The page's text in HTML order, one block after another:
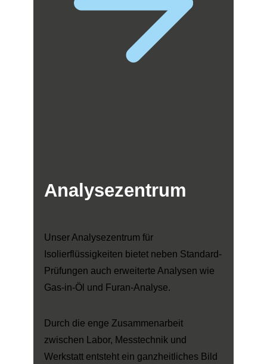
Analysezentrum
Unser Analysezentrum für
Isolierflüssigkeiten bietet neben Standard-
Prüfungen auch erweiterte Analysen wie
Gas-in-Öl und Furan-Analyse.
Durch die enge Zusammenarbeit
zwischen Labor, Messtechnik und
Werkstatt entsteht ein ganzheitliches Bild